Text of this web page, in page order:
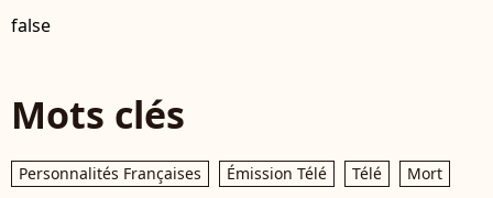
false
Mots clés
Personnalités Françaises Émission Télé Télé
Mort